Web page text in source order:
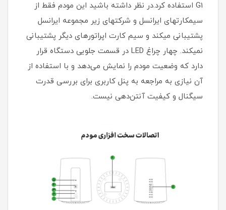
G1 استفاده کرد.در نظر داشته باشید این مودم فقط از
سیمکارتهای ایرانسل و شرکتهای زیر مجموعه ایرانسل
پشتیبانی میکند و سیم کارت اپراتورهای دیگر پشتیبانی
نمیکند. چهار چراغ LED در قسمت جلویی دستگاه قرار
دارد که وضعیت مودم را نمایش می‌دهد و با استفاده از
آن‌ نیازی به مراجعه به پنل کاربری برای بررسی قدرت
سیگنال و کیفیت آنتن‌دهی نیست.